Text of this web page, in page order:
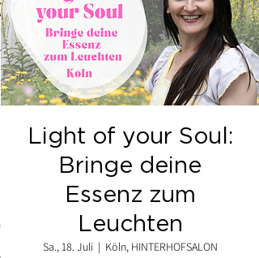
Light of your Soul:
Bringe deine
Essenz zum
Leuchten
Sa., 18. Juli
  |
Köln, HINTERHOFSALON